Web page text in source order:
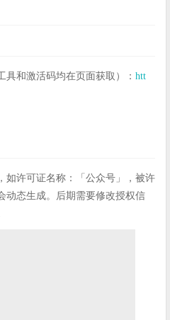
和激活码均在页面获取）： htt
如许可证名称：「公众号」，被许
动态生成。后期需要修改授权信